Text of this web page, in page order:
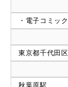
・電子コミッ
東京都千代田区
秋葉原駅